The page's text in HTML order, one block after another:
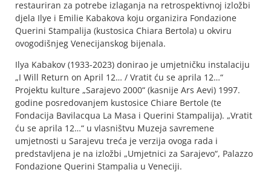
restauriran za potrebe izlaganja na retrospektivnoj izložbi
djela Ilye i Emilie Kabakova koju organizira Fondazione
Querini Stampalija (kustosica Chiara Bertola) u okviru
ovogodišnjeg Venecijanskog bijenala.
Ilya Kabakov (1933-2023) donirao je umjetničku instalaciju
„I Will Return on April 12… / Vratit ću se aprila 12…“
Projektu kulture „Sarajevo 2000“ (kasnije Ars Aevi) 1997.
godine posredovanjem kustosice Chiare Bertole (te
Fondacija Bavilacqua La Masa i Querini Stampalija). „Vratit
ću se aprila 12…“ u vlasništvu Muzeja savremene
umjetnosti u Sarajevu treća je verzija ovoga rada i
predstavljena je na izložbi „Umjetnici za Sarajevo“, Palazzo
Fondazione Querini Stampalia u Veneciji.